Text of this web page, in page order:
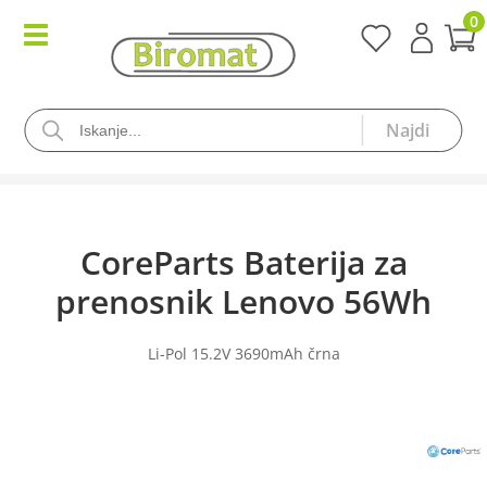
0
CoreParts Baterija za
prenosnik Lenovo 56Wh
Li-Pol 15.2V 3690mAh črna